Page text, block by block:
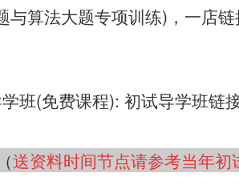
算法大题专项训练)，一店
班(免费课程):初试导学班链
送资料时间节点请参考当年初